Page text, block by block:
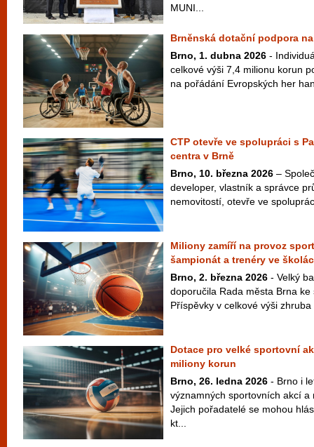
MUNI...
Brněnská dotační podpora
Brno, 1. dubna 2026 -
celkové výši 7,4 milionu korun
na pořádání Evropských her
CTP otevře ve spolupráci s
centra v Brně
Brno, 10. března 2026 –
developer, vlastník a správce
nemovitostí, otevře ve
Miliony zamíří na provoz
šampionát a trenéry ve
Brno, 2. března 2026 - Velký
doporučila Rada města Brna
Příspěvky v celkové výši
Dotace pro velké sportovní
miliony korun
Brno, 26. ledna 2026 - Brno i
významných sportovních akcí
Jejich pořadatelé se mohou
kt...